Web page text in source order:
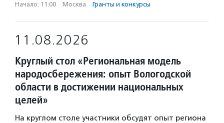
Начало: 11:00 · Москва · Гранты и конкурсы
11.08.2026
Круглый стол «Региональная модель
народосбережения: опыт Вологодской
области в достижении национальных
целей»
На круглом столе участники обсудят опыт региона